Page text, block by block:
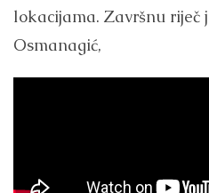
lokacijama. Završnu riječ
Osmanagić,